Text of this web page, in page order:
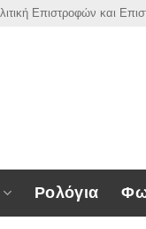
Επιστροφών και
Ρολόγια